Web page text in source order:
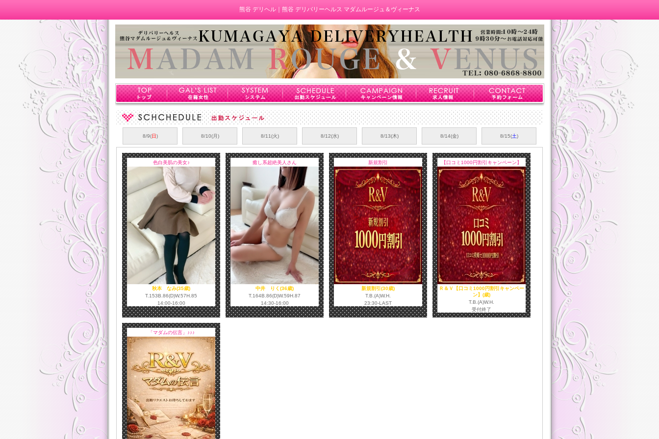
熊谷 デリヘル｜熊谷 デリバリーヘルス マダムルージュ＆ヴィーナス
8/9(日) 8/10(月) 8/11(火) 8/12(水) 8/13(木) 8/14(金) 8/15(土)
色白美肌の美女♪
秋本 なみ(35歳)
T.153B.86(D)W.57H.85
14:00-16:00
癒し系超絶美人さん
中井 りく(36歳)
T.164B.86(D)W.59H.87
14:30-16:00
新規割引
新規割引(30歳)
T.B.(A)W.H.
23:30-LAST
【口コミ1000円割引キャンペーン】
Ｒ＆Ｖ【口コミ1000円割引キャンペー
ン】(歳)
T.B.(A)W.H.
受付終了
「マダムの伝言」♪♪♪